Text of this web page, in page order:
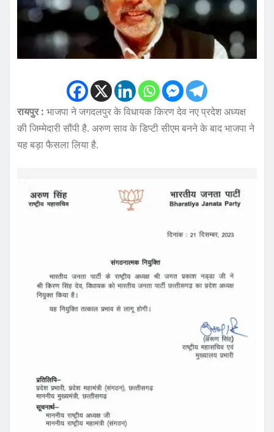
रायपुर : भाजपा ने जगदलपुर के विधायक किरण देव नए प्रदेश अध्यक्ष
की जिम्मेदारी सौंपी है. अरुण साव के डिप्टी सीएम बनने के बाद भाजपा ने
यह बड़ा फैसला लिया है.